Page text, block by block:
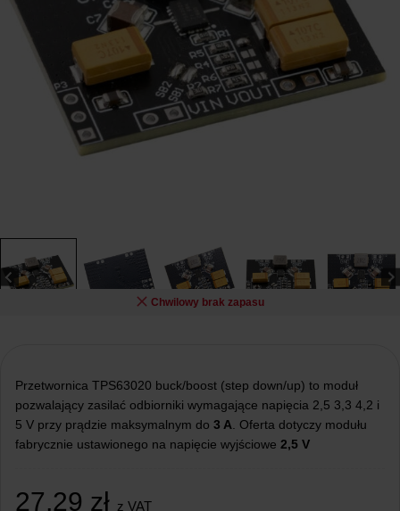
Chwilowy brak zapasu
Przetwornica TPS63020 buck/boost (step down/up) to moduł
pozwalający zasilać odbiorniki wymagające napięcia 2,5 3,3 4,2 i
5 V przy prądzie maksymalnym do 3 A . Oferta dotyczy modułu
fabrycznie ustawionego na napięcie wyjściowe 2,5 V
27,29 zł z VAT